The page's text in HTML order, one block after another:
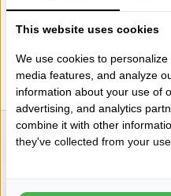
KATOEN SATIJN)
€690,00
This website uses cookies
We use cookies to
media features, and analyze
information about your use of
advertising, and analytics
combine it with other
they've collected from your